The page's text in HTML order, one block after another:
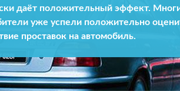
даёт положительный эффект.
уже успели положительно
проставок на автомобиль.